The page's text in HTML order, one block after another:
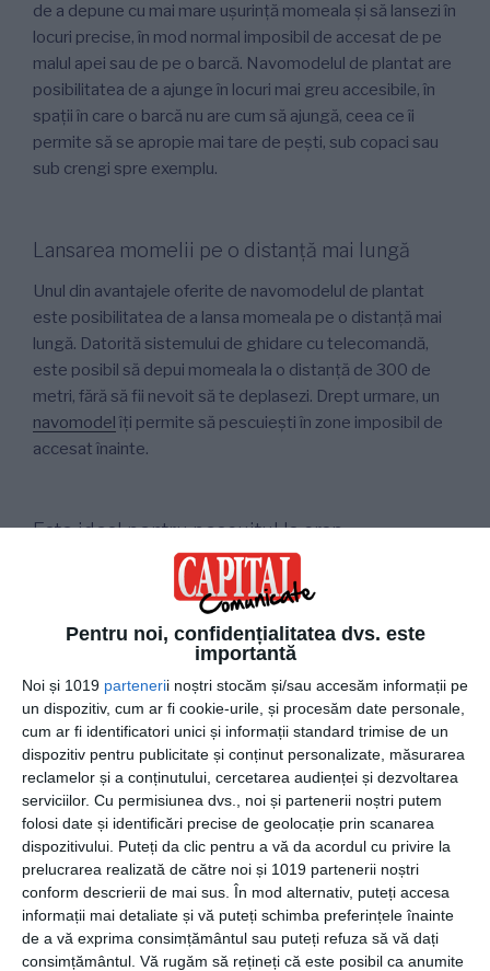
Pentru noi, confidențialitatea dvs. este
importantă
Noi și 1019 partenerii noștri stocăm și/sau accesăm informații pe
un dispozitiv, cum ar fi cookie-urile, și procesăm date personale,
cum ar fi identificatori unici și informații standard trimise de un
dispozitiv pentru publicitate și conținut personalizate, măsurarea
reclamelor și a conținutului, cercetarea audienței și dezvoltarea
serviciilor. Cu permisiunea dvs., noi și partenerii noștri putem
folosi date și identificări precise de geolocație prin scanarea
dispozitivului. Puteți da clic pentru a vă da acordul cu privire la
prelucrarea realizată de către noi și 1019 partenerii noștri
conform descrierii de mai sus. În mod alternativ, puteți accesa
informații mai detaliate și vă puteți schimba preferințele înainte
de a vă exprima consimțământul sau puteți refuza să vă dați
consimțământul. Vă rugăm să rețineți că este posibil ca anumite
de a depune cu mai mare ușurință momeala și să lansezi în
locuri precise, în mod normal imposibil de accesat de pe
malul apei sau de pe o barcă. Navomodelul de plantat are
posibilitatea de a ajunge în locuri mai greu accesibile, în
spații în care o barcă nu are cum să ajungă, ceea ce îi
permite să se apropie mai tare de pești, sub copaci sau
sub crengi spre exemplu.
Lansarea momelii pe o distanță mai lungă
Unul din avantajele oferite de navomodelul de plantat
este posibilitatea de a lansa momeala pe o distanță mai
lungă. Datorită sistemului de ghidare cu telecomandă,
este posibil să depui momeala la o distanță de 300 de
metri, fără să fii nevoit să te deplasezi. Drept urmare, un
navomodel îți permite să pescuiești în zone imposibil de
accesat înainte.
Este ideal pentru pescuitul la crap
Toți pescarii știu că pescuitul la crap este mai dificil și
necesită o experiență îndelungată dar și cunoașterea
obiceiurilor peștelui. Crapul este un pește căruia îi place
să se odihnească în zone umbroase, sub vegetație, sub
crengile ajunse în apă, etc. Aceste locuri sunt adesea mai
greu accesibile, atât pentru a depune momeala cât și
pentru a lansa. Un navomodel de plantat are capacitatea
de a se strecura cu ușurință peste tot și poți depune
momeala exact unde îți dorești. Pescuitul la crap va fi mai
eficient și mai ușor.
Posibilitatea de a depune momeala acolo
unde bărcile sunt interzise
Există numeroase locuri sau ape în care folosirea bărcilor